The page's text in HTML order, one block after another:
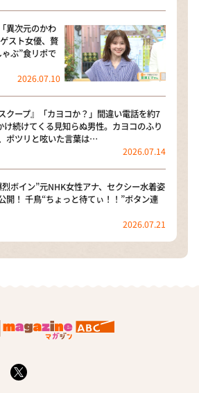
異次元のかわ
スト女優、贅
ぶ”食リポで
2026.07.10
クープ』「カヨコか？」間違い電話を約7
続けてくる見知らぬ男性。カヨコのふり
ポツリと呟いた言葉は…
2026.07.14
烈ボイン”元NHK女性アナ、セクシー水着姿
開！ 千鳥“ちょっと待てぃ！！”ボタン連
2026.07.21